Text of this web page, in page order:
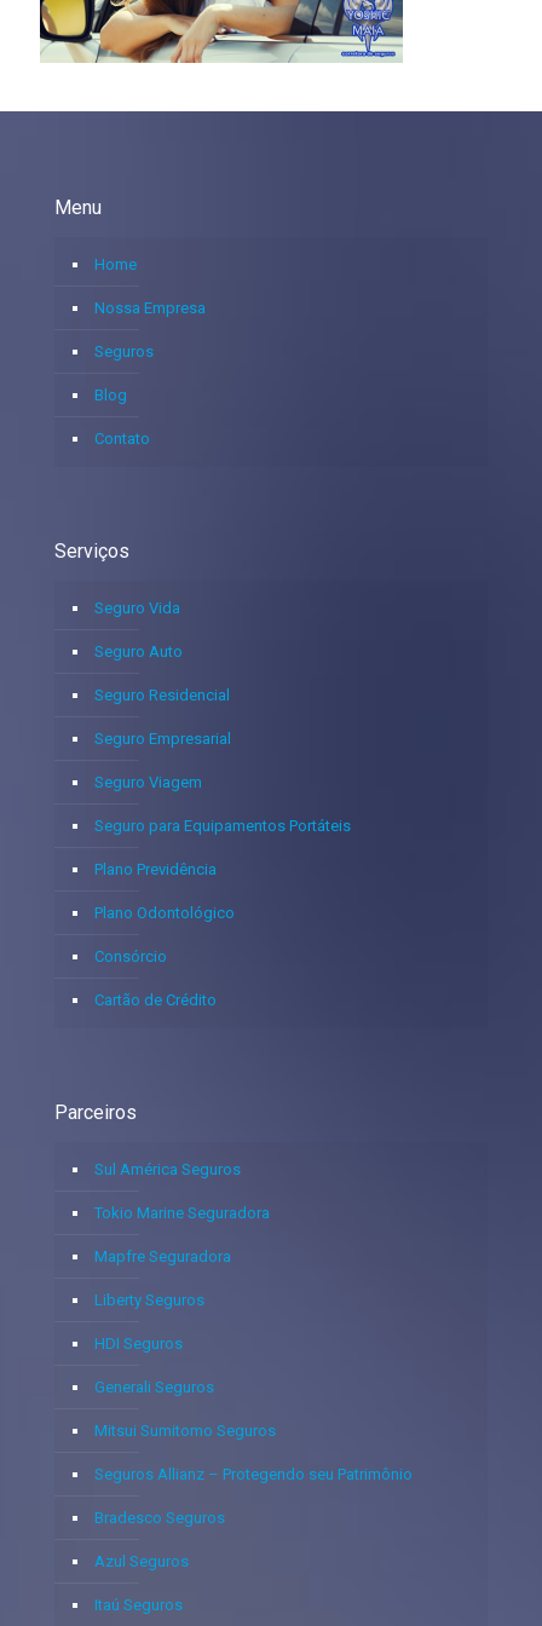
Menu
Home
Nossa Empresa
Seguros
Blog
Contato
Serviços
Seguro Vida
Seguro Auto
Seguro Residencial
Seguro Empresarial
Seguro Viagem
Seguro para Equipamentos Portáteis
Plano Previdência
Plano Odontológico
Consórcio
Cartão de Crédito
Parceiros
Sul América Seguros
Tokio Marine Seguradora
Mapfre Seguradora
Liberty Seguros
HDI Seguros
Generali Seguros
Mitsui Sumitomo Seguros
Seguros Allianz – Protegendo seu Patrimônio
Bradesco Seguros
Azul Seguros
Itaú Seguros